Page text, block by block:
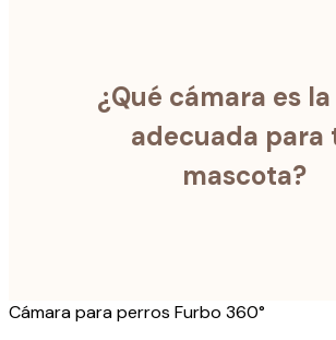
¿Qué cámara es
adecuada para
mascota?
Cámara para perros Furbo 360°